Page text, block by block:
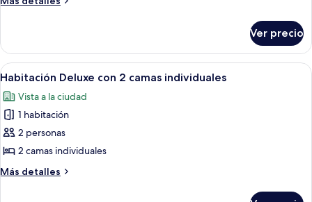
Deluxe
Ver precio
Abrir
todas
las
fotos
de
Habitación
Deluxe
con
Habitación de hotel con dos camas,
5
Habitación Deluxe con 2 camas individuales
Vista a la ciudad
1 habitación
2 personas
2 camas individuales
Más detalles
Más